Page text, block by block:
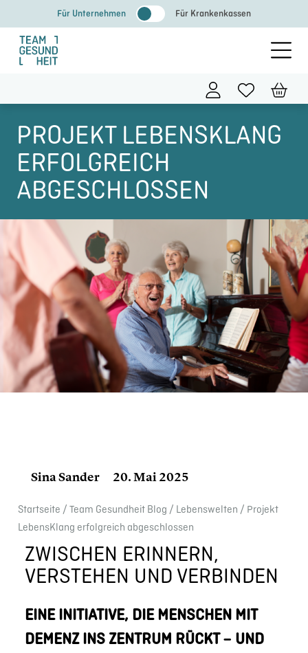
Inhalt
springen
Für Unternehmen Für Krankenkassen
PROJEKT LEBENSKLANG
ERFOLGREICH
ABGESCHLOSSEN
Sina Sander 20. Mai 2025
Start­seite / Team Gesund­heit Blog / Lebens­wel­ten / Projekt
Lebens­Klang erfolg­reich abgeschlos­sen
ZWISCHEN ERINNERN,
VERSTEHEN UND VERBINDEN
EINE INITIA­TIVE, DIE MENSCHEN MIT
DEMENZ INS ZENTRUM RÜCKT – UND